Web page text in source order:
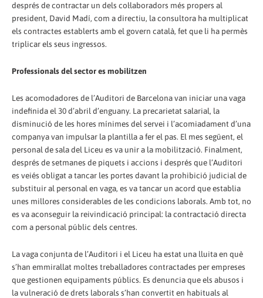
després de contractar un dels col·laboradors més propers al
president, David Madí, com a directiu, la consultora ha multiplicat
els contractes establerts amb el govern català, fet que li ha permès
triplicar els seus ingressos.
Professionals del sector es mobilitzen
Les acomodadores de l’Auditori de Barcelona van iniciar una vaga
indefinida el 30 d’abril d’enguany. La precarietat salarial, la
disminució de les hores mínimes del servei i l’acomiadament d’una
companya van impulsar la plantilla a fer el pas. El mes següent, el
personal de sala del Liceu es va unir a la mobilització. Finalment,
després de setmanes de piquets i accions i després que l’Auditori
es veiés obligat a tancar les portes davant la prohibició judicial de
substituir al personal en vaga, es va tancar un acord que establia
unes millores considerables de les condicions laborals. Amb tot, no
es va aconseguir la reivindicació principal: la contractació directa
com a personal públic dels centres.
La vaga conjunta de l’Auditori i el Liceu ha estat una lluita en què
s’han emmirallat moltes treballadores contractades per empreses
que gestionen equipaments públics. Es denuncia que els abusos i
la vulneració de drets laborals s’han convertit en habituals al